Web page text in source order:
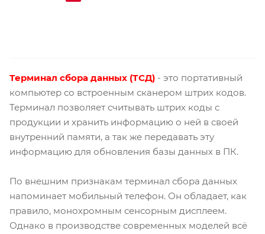
Терминал сбора данных (ТСД) - это портативный
компьютер со встроенным сканером штрих кодов.
Терминал позволяет считывать штрих коды с
продукции и хранить информацию о ней в своей
внутренний памяти, а так же передавать эту
информацию для обновления базы данных в ПК.
По внешним признакам терминал сбора данных
напоминает мобильный телефон. Он обладает, как
правило, монохромным сенсорным дисплеем.
Однако в производстве современных моделей всё